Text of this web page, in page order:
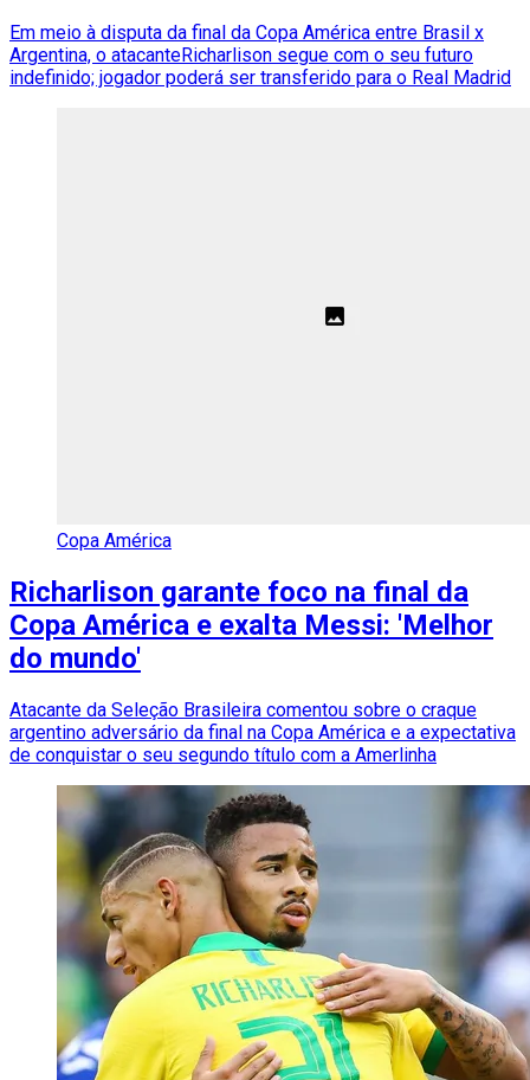
Em meio à disputa da final da Copa América entre Brasil x
Argentina, o atacanteRicharlison segue com o seu futuro
indefinido; jogador poderá ser transferido para o Real Madrid
Copa América
Richarlison garante foco na final da
Copa América e exalta Messi: 'Melhor
do mundo'
Atacante da Seleção Brasileira comentou sobre o craque
argentino adversário da final na Copa América e a expectativa
de conquistar o seu segundo título com a Amerlinha